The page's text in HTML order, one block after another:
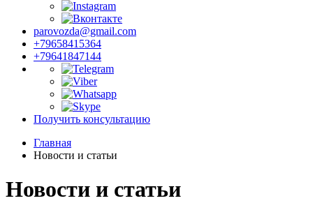
parovozda@gmail.com
+79658415364
+79641847144
Получить консультацию
Главная
Новости и статьи
Новости и статьи